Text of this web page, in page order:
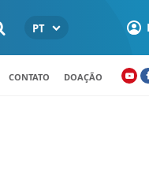
PT
CONTATO DOAÇÃO